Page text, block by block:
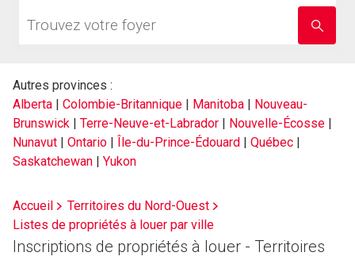
votre
nom
Autres provinces :
Alberta | Colombie-Britannique | Manitoba | Nouveau-
Brunswick | Terre-Neuve-et-Labrador | Nouvelle-Écosse |
Nunavut | Ontario | Île-du-Prince-Édouard | Québec |
Saskatchewan | Yukon
Accueil
Territoires du Nord-Ouest
Listes de propriétés à louer par ville
Inscriptions de propriétés à louer - Territoires